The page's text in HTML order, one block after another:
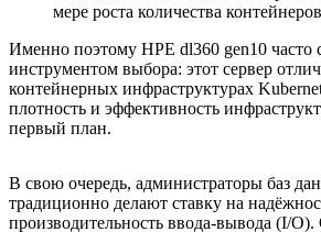
мере роста количества
Именно поэтому HPE dl360 gen10 часто
инструментом выбора: этот сервер
контейнерных инфраструктурах
плотность и эффективность
первый план.
В свою очередь, администраторы баз
традиционно делают ставку на
производительность ввода-вывода (I/